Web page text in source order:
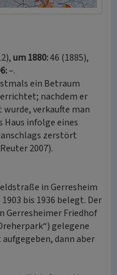
um 1880:46 (1885),
–.
ein Betraum
nachdem er
verkaufte man
Haus infolge eines
zerstört
2007).
in Gerresheim
bis 1936 belegt. Der
Gerresheimer Friedhof
gelegene
dann aber